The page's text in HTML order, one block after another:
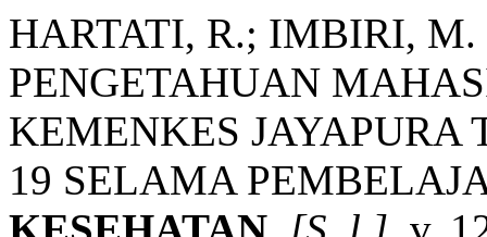
HARTATI, R.; IMBIRI,
PENGETAHUAN
KEMENKES JAYAPURA
19 SELAMA